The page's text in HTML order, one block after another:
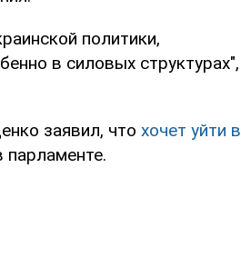
политики,
в силовых структурах",
заявил, что хочет уйти в